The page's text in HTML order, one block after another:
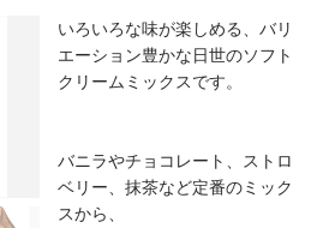
いろいろな味が楽しめる、バリ
エーション豊かな日世のソフト
クリームミックスです。
バニラやチョコレート、ストロ
ベリー、抹茶など定番のミック
スから、